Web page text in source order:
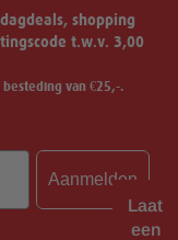
shopping
t.w.v. 3,00
van €25,-.
Aanmelden
Laat
een